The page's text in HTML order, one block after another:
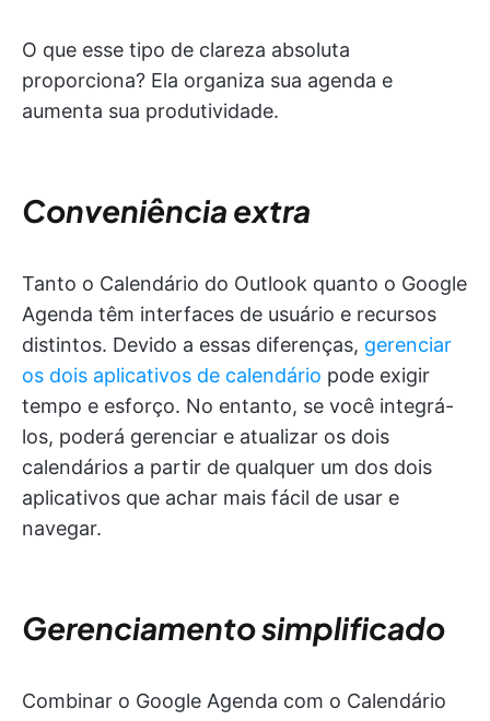
O que esse tipo de clareza absoluta
proporciona? Ela organiza sua agenda e
aumenta sua produtividade.
Conveniência extra
Tanto o Calendário do Outlook quanto o Google
Agenda têm interfaces de usuário e recursos
distintos. Devido a essas diferenças, gerenciar
os dois aplicativos de calendário pode exigir
tempo e esforço. No entanto, se você integrá-
los, poderá gerenciar e atualizar os dois
calendários a partir de qualquer um dos dois
aplicativos que achar mais fácil de usar e
navegar.
Gerenciamento simplificado
Combinar o Google Agenda com o Calendário